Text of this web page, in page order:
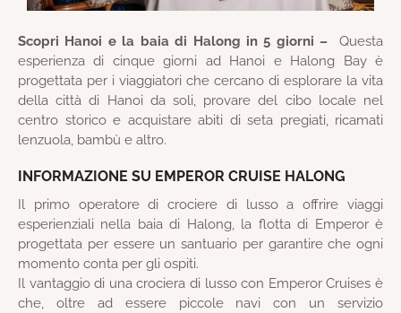
Scopri Hanoi e la baia di Halong in 5 giorni –
Questa
esperienza di cinque giorni ad Hanoi e Halong Bay è
progettata per i viaggiatori che cercano di esplorare la vita
della città di Hanoi da soli, provare del cibo locale nel
centro storico e acquistare abiti di seta pregiati, ricamati
lenzuola, bambù e altro.
INFORMAZIONE SU EMPEROR CRUISE HALONG
Il primo operatore di crociere di lusso a offrire viaggi
esperienziali nella baia di Halong, la flotta di Emperor è
progettata per essere un santuario per garantire che ogni
momento conta per gli ospiti.
Il vantaggio di una crociera di lusso con Emperor Cruises è
che, oltre ad essere piccole navi con un servizio